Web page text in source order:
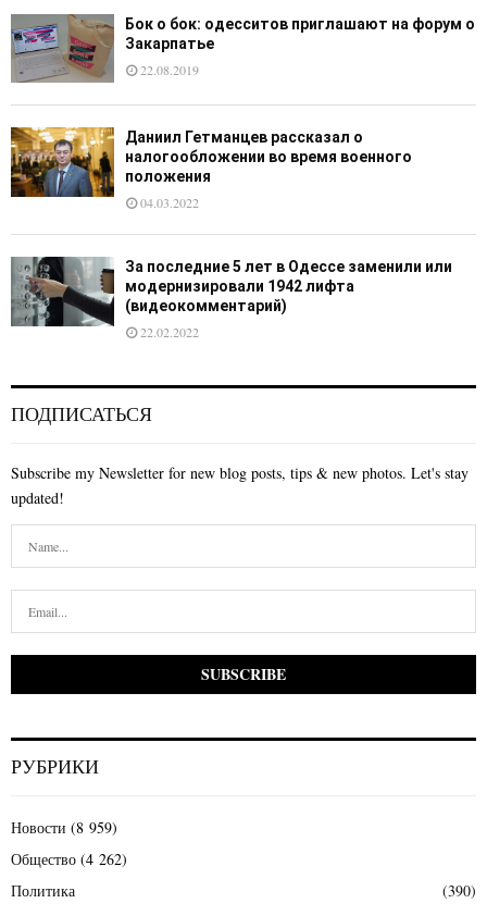
Бок о бок: одесситов приглашают на форум о
Закарпатье
22.08.2019
Даниил Гетманцев рассказал о
налогообложении во время военного
положения
04.03.2022
За последние 5 лет в Одессе заменили или
модернизировали 1942 лифта
(видеокомментарий)
22.02.2022
ПОДПИСАТЬСЯ
Subscribe my Newsletter for new blog posts, tips & new photos. Let's stay
updated!
РУБРИКИ
Новости (8 959)
Общество (4 262)
Политика
(390)